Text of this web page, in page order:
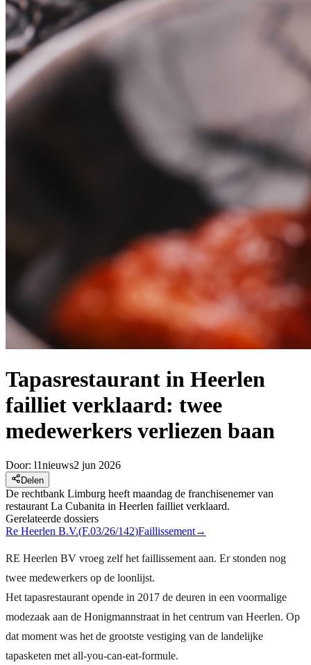
Tapasrestaurant in Heerlen
failliet verklaard: twee
medewerkers verliezen baan
Door: l1nieuws2 jun 2026
Delen
De rechtbank Limburg heeft maandag de franchisenemer van
restaurant La Cubanita in Heerlen failliet verklaard.
Gerelateerde dossiers
Re Heerlen B.V.(F.03/26/142)Faillissement→
RE Heerlen BV vroeg zelf het faillissement aan. Er stonden nog
twee medewerkers op de loonlijst.
Het tapasrestaurant opende in 2017 de deuren in een voormalige
modezaak aan de Honigmannstraat in het centrum van Heerlen. Op
dat moment was het de grootste vestiging van de landelijke
tapasketen met all-you-can-eat-formule.